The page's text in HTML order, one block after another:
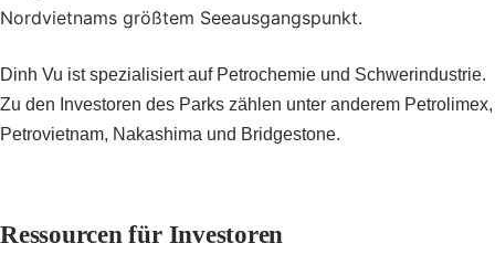
Nordvietnams größtem Seeausgangspunkt.
Dinh Vu ist spezialisiert auf Petrochemie und Schwerindustrie.
Zu den Investoren des Parks zählen unter anderem Petrolimex,
Petrovietnam, Nakashima und Bridgestone.
Ressourcen für Investoren